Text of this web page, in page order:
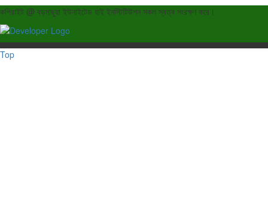
কপিরাইট @ বড়মাছুয়া ইউনাইটেড হাই ইনস্টিটিউশন সকল স্বত্ব সংরক্ষণ করে।
Top